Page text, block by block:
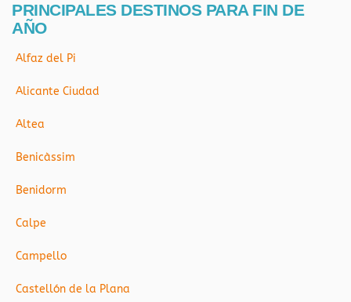
PRINCIPALES DESTINOS PARA FIN DE
AÑO
Alfaz del Pi
Alicante Ciudad
Altea
Benicàssim
Benidorm
Calpe
Campello
Castellón de la Plana